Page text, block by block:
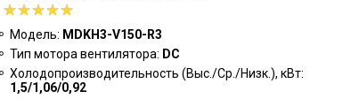
Модель: MDKH3-V150-R3
Тип мотора вентилятора: DC
Холодопроизводительность (Выс./Ср./Низк.), кВт:
1,5/1,06/0,92